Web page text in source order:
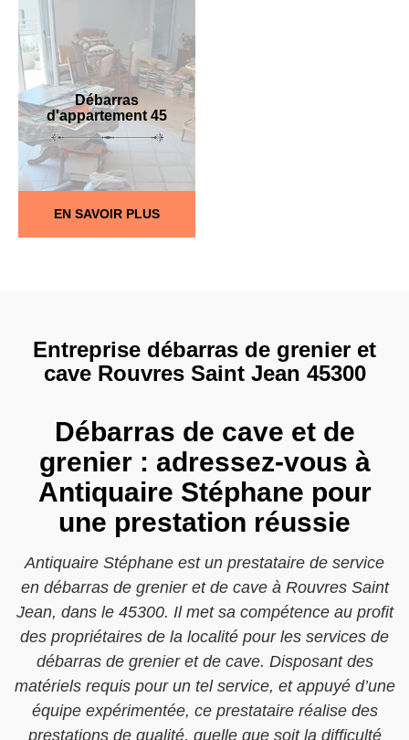
Débarras
d'appartement 45
EN SAVOIR PLUS
Entreprise débarras de grenier et
cave Rouvres Saint Jean 45300
Débarras de cave et de
grenier : adressez-vous à
Antiquaire Stéphane pour
une prestation réussie
Antiquaire Stéphane est un prestataire de service
en débarras de grenier et de cave à Rouvres Saint
Jean, dans le 45300. Il met sa compétence au profit
des propriétaires de la localité pour les services de
débarras de grenier et de cave. Disposant des
matériels requis pour un tel service, et appuyé d’une
équipe expérimentée, ce prestataire réalise des
prestations de qualité, quelle que soit la difficulté